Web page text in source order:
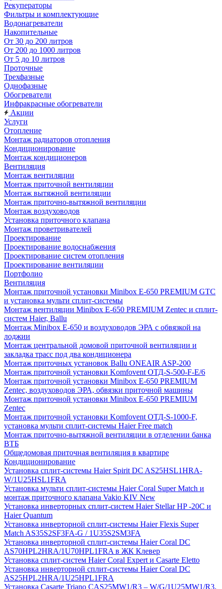
Рекуператоры
Фильтры и комплектующие
Водонагреватели
Накопительные
От 30 до 200 литров
От 200 до 1000 литров
От 5 до 10 литров
Проточные
Трехфазные
Однофазные
Обогреватели
Инфракрасные обогреватели
Акции
Услуги
Отопление
Монтаж радиаторов отопления
Кондиционирование
Монтаж кондиционеров
Вентиляция
Монтаж вентиляции
Монтаж приточной вентиляции
Монтаж вытяжной вентиляции
Монтаж приточно-вытяжной вентиляции
Монтаж воздуховодов
Установка приточного клапана
Монтаж проветривателей
Проектирование
Проектирование водоснабжения
Проектирование систем отопления
Проектирование вентиляции
Портфолио
Вентиляция
Монтаж приточной установки Minibox E-650 PREMIUM GTC
и установка мульти сплит-системы
Монтаж вентиляции Minibox E-650 PREMIUM Zentec и сплит-
систем Haier, Ballu
Монтаж Minibox E-650 и воздуховодов ЭРА с обвязкой на
лоджии
Монтаж центральной домовой приточной вентиляции и
закладка трасс под два кондиционера
Монтаж приточных установок Ballu ONEAIR ASP-200
Монтаж приточной установки Komfovent ОТД-S-500-F-E/6
Монтаж приточной установки Minibox E-650 PREMIUM
Zentec, воздуховодов ЭРА, обвязки приточной машины
Монтаж приточной установки Minibox E-650 PREMIUM
Zentec
Монтаж приточной установки Komfovent ОТД-S-1000-F,
установка мульти сплит-системы Haier Free match
Монтаж приточно-вытяжной вентиляции в отделении банка
ВТБ
Общедомовая приточная вентиляция в квартире
Кондиционирование
Установка сплит-системы Haier Spirit DC AS25HSL1HRA-
W/1U25HSL1FRA
Установка мульти сплит-системы Haier Coral Super Match и
монтаж приточного клапана Vakio KIV New
Установка инверторных сплит-систем Haier Stellar HP -20С и
Haier Quantum
Установка инверторной сплит-системы Haier Flexis Super
Match AS35S2SF3FA-G / 1U35S2SM3FA
Установка инверторной сплит-системы Haier Coral DC
AS70HPL2HRA/1U70HPL1FRA в ЖК Клевер
Установка сплит-систем Haier Coral Expert и Casarte Eletto
Установка инверторной сплит-системы Haier Coral DC
AS25HPL2HRA/1U25HPL1FRA
Установка Casarte Triano CAS25MW1/R3 – W/G/1U25MW1/R3,